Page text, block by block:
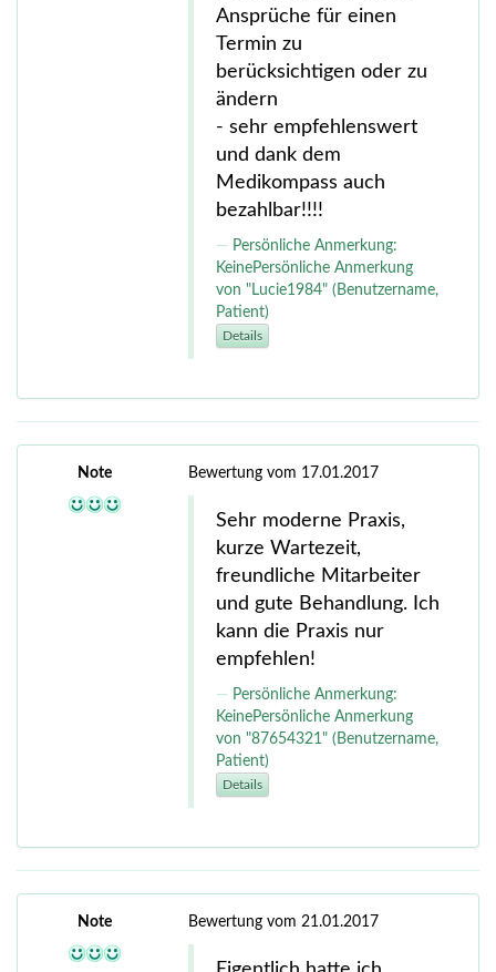
Ansprüche für einen
Termin zu
berücksichtigen oder zu
ändern
- sehr empfehlenswert
und dank dem
Medikompass auch
bezahlbar!!!!
Persönliche Anmerkung:
KeinePersönliche Anmerkung
von "Lucie1984" (Benutzername,
Patient)
Details
Note Bewertung vom 17.01.2017
Sehr moderne Praxis,
kurze Wartezeit,
freundliche Mitarbeiter
und gute Behandlung. Ich
kann die Praxis nur
empfehlen!
Persönliche Anmerkung:
KeinePersönliche Anmerkung
von "87654321" (Benutzername,
Patient)
Details
Note Bewertung vom 21.01.2017